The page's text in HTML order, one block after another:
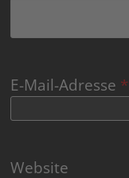
E-Mail-Adresse *
Website